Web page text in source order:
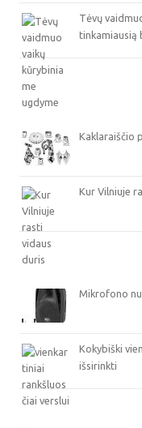
Tėvų
tinkamiausią
Kaklaraiščio
Kur Vilniuje
Mikrofono
Kokybiški
išsirinkti